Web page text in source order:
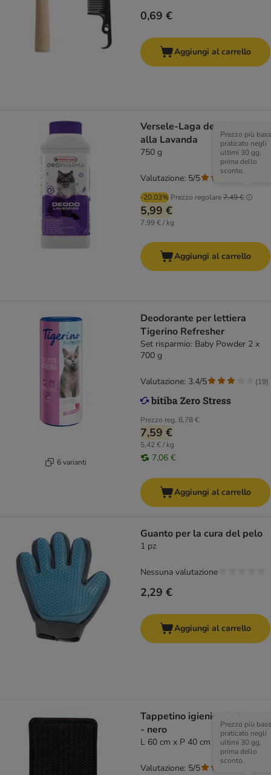
0,69 €
Aggiungi al carrello
Versele-Laga deodorante
alla Lavanda
750 g
-20.03% Prezzo regolare7,49 €
Prezzo più
praticato negli
ultimi 30 gg,
prima dello
sconto.
5,99 €
7,99 € / kg
Valutazione: 5/5
Aggiungi al carrello
6 varianti
Deodorante per lettiera
Tigerino Refresher
Set risparmio: Baby Powder 2 x
700 g
Prezzo reg. 8,78 €
7,59 €
5,42 € / kg
7,06 €
Valutazione: 3.4/5 (19)
Aggiungi al carrello
Guanto per la cura del pelo
1 pz
2,29 €
Nessuna valutazione
Aggiungi al carrello
Tappetino igienico Advanced
- nero
L 60 cm x P 40 cm
Prezzo più
praticato negli
ultimi 30 gg,
prima dello
sconto.
Valutazione: 5/5